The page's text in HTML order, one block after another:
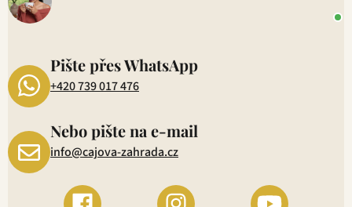
Pište přes WhatsApp
+420 739 017 476
Nebo pište na e-mail
info@cajova-zahrada.cz